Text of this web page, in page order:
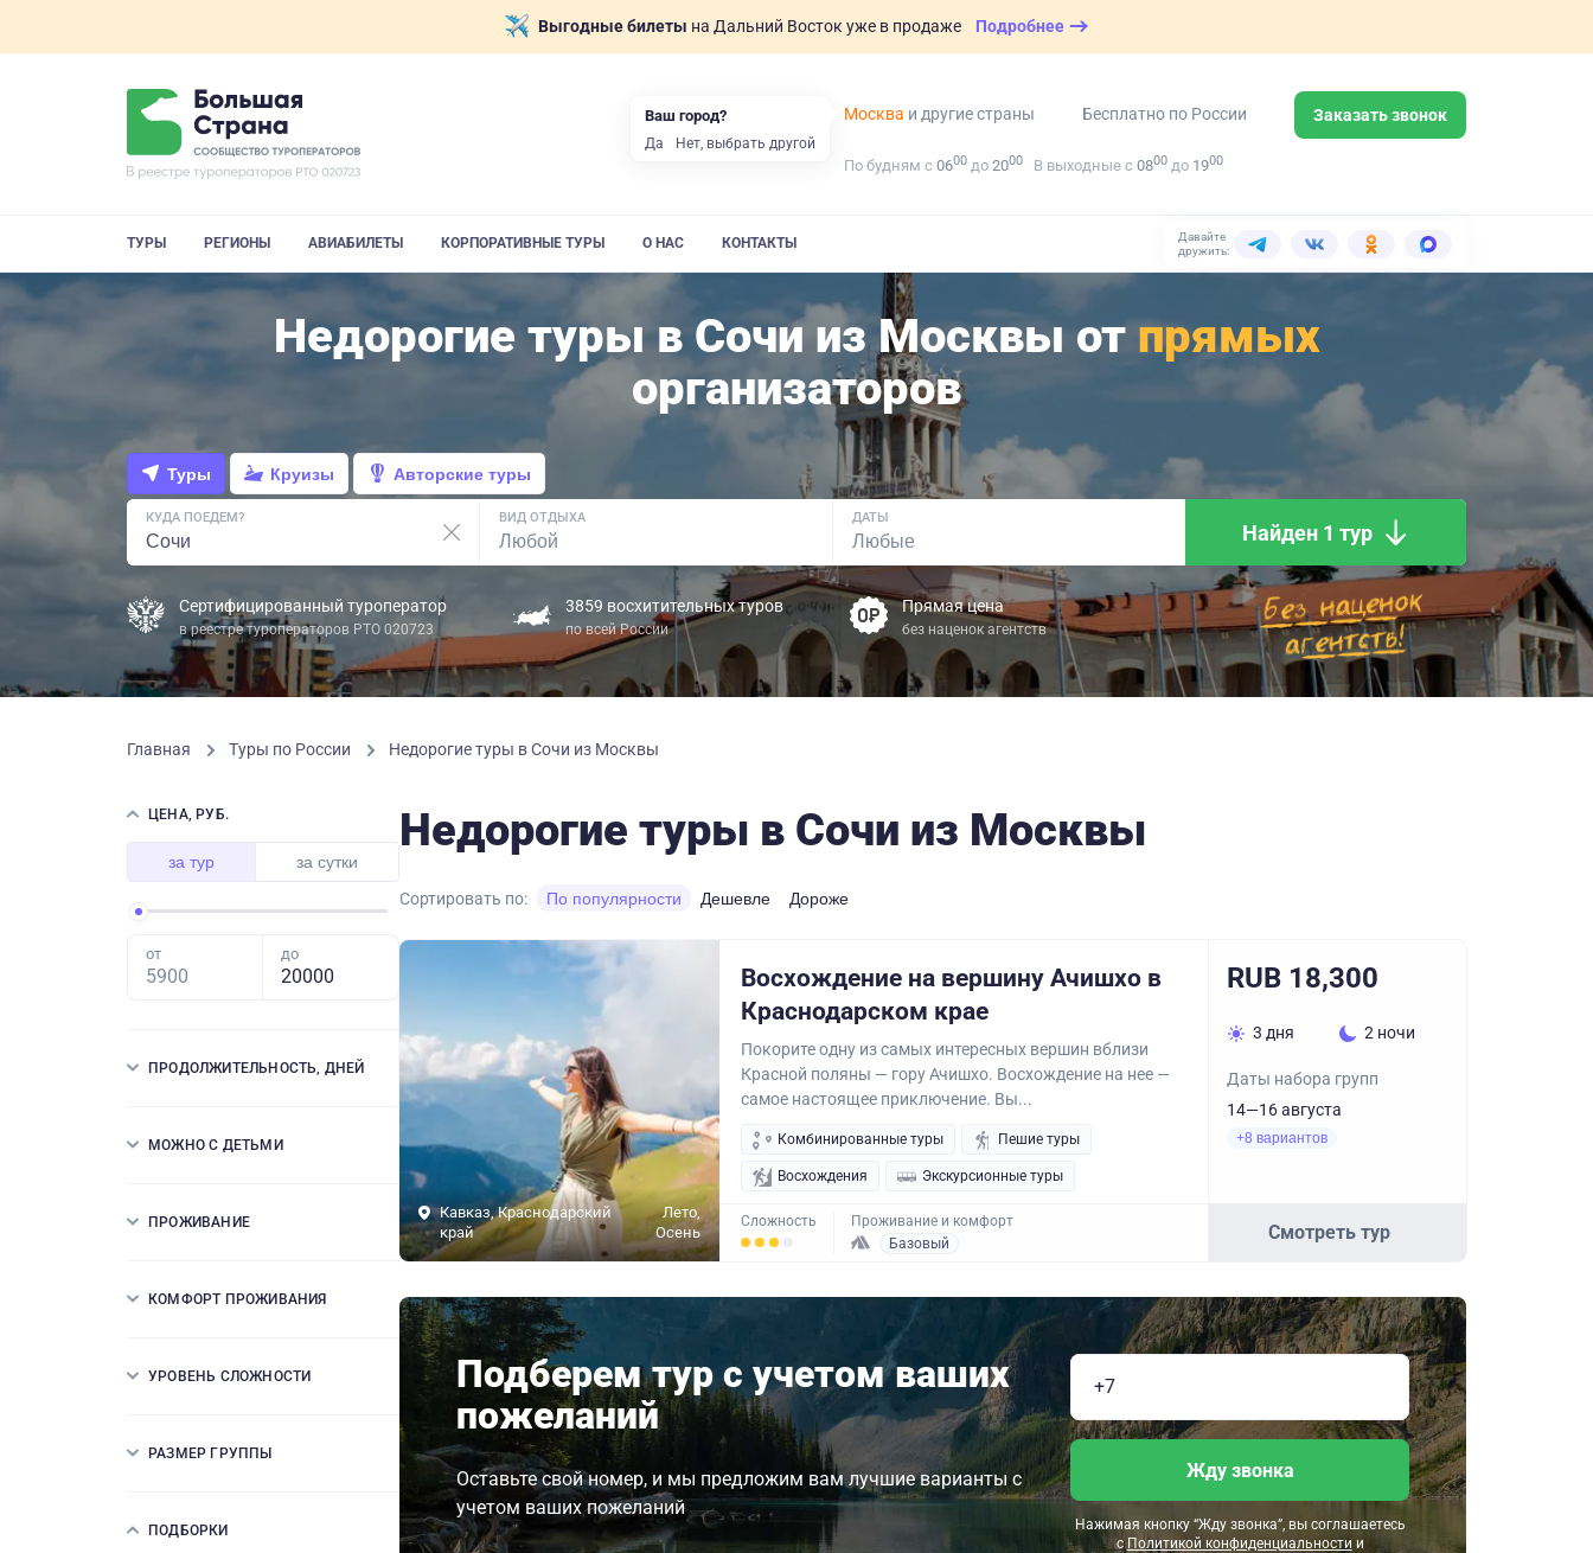
Выгодные билеты на Дальний Восток уже в продаже Подробнее
Москва и другие страны Бесплатно по России Заказать звонок
По будням с 0600 до 2000 В выходные с 0800 до 1900
ТУРЫ РЕГИОНЫ АВИАБИЛЕТЫ КОРПОРАТИВНЫЕ ТУРЫ О НАС КОНТАКТЫ
Давайте
дружить:
Недорогие туры в Сочи из Москвы отпрямых
организаторов
Туры Круизы Авторские туры
КУДА ПОЕДЕМ? ВИД ОТДЫХА ДАТЫ
Найден 1 тур
Сертифицированный туроператор
в реестре туроператоров РТО 020723
3859 восхитительных туров
по всей России
Прямая цена
без наценок агентств
Главная Туры по России Недорогие туры в Сочи из Москвы
ЦЕНА, РУБ.
за тур за сутки
от до
ПРОДОЛЖИТЕЛЬНОСТЬ, ДНЕЙ
МОЖНО С ДЕТЬМИ
ПРОЖИВАНИЕ
КОМФОРТ ПРОЖИВАНИЯ
УРОВЕНЬ СЛОЖНОСТИ
РАЗМЕР ГРУППЫ
ПОДБОРКИ
Недорогие туры в Сочи из Москвы
Сортировать по: По популярности Дешевле Дороже
Кавказ, Краснодарский
край
Лето,
Осень
Восхождение на вершину Ачишхо в
Краснодарском крае
Покорите одну из самых интересных вершин вблизи
Красной поляны — гору Ачишхо. Восхождение на нее —
самое настоящее приключение. Вы...
Комбинированные туры Пешие туры
Восхождения Экскурсионные туры
Сложность
Проживание и комфорт
Базовый
RUB 18,300
3 дня 2 ночи
Даты набора групп
14—16 августа
+8 вариантов
Смотреть тур
Подберем тур с учетом ваших
пожеланий
Оставьте свой номер, и мы предложим вам лучшие варианты с
учетом ваших пожеланий
Жду звонка
Нажимая кнопку “Жду звонка”, вы соглашаетесь
сПолитикой конфиденциальности и
Ваш город?
Да Нет, выбрать другой